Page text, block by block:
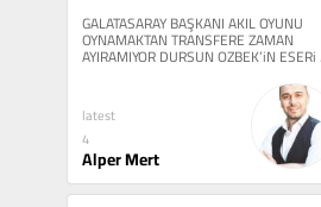
GALATASARAY BAŞKANI AKIL OYUNU
OYNAMAKTAN TRANSFERE ZAMAN
AYIRAMIYOR DURSUN OZBEK’iN ESERi
latest
4
Alper Mert